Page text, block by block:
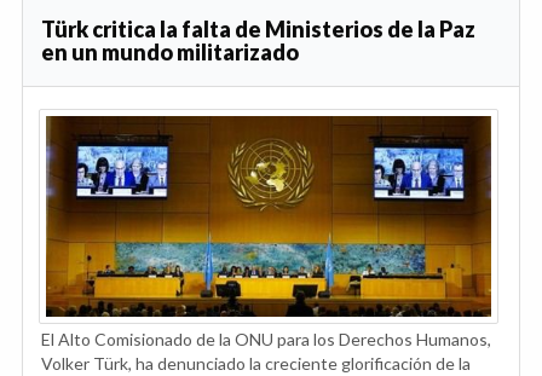
Türk critica la falta de Ministerios de la Paz
en un mundo militarizado
El Alto Comisionado de la ONU para los Derechos Humanos,
Volker Türk, ha denunciado la creciente glorificación de la